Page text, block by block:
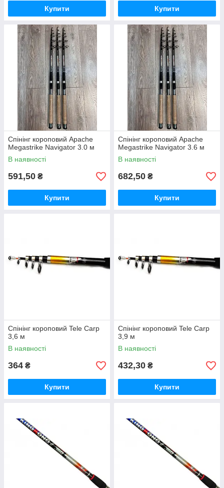
Купити Купити
Спінінг короповий Apache
Megastrike Navigator 3.0 м
В наявності
591,50 ₴
Купити
Спінінг короповий Apache
Megastrike Navigator 3.6 м
В наявності
682,50 ₴
Купити
Спінінг короповий Tele Carp
3,6 м
В наявності
364 ₴
Купити
Спінінг короповий Tele Carp
3,9 м
В наявності
432,30 ₴
Купити